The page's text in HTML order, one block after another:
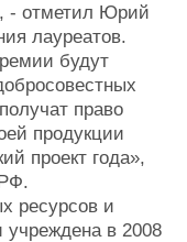
- отметил Юрий
лауреатов.
будут
право
продукции
проект года»,
ресурсов и
учреждена в 2008